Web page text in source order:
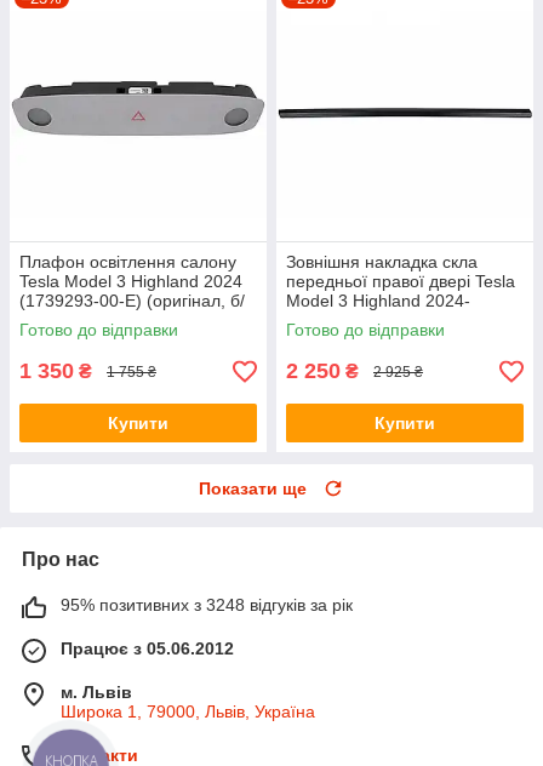
Плафон освітлення салону
Tesla Model 3 Highland 2024
(1739293-00-E) (оригінал, б/
в)
Готово до відправки
1 350 ₴ 1 755 ₴
Купити
Зовнішня накладка скла
передньої правої двері Tesla
Model 3 Highland 2024-
(1080684-40-K) оригінал
Готово до відправки
2 250 ₴ 2 925 ₴
Купити
Показати ще
Про нас
95% позитивних з 3248 відгуків за рік
Працює з 05.06.2012
м. Львів
Широка 1, 79000, Львів, Україна
Контакти
КНОПКА